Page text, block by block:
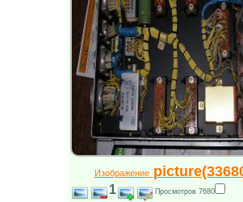
Изображение
1 Просмотров 7680